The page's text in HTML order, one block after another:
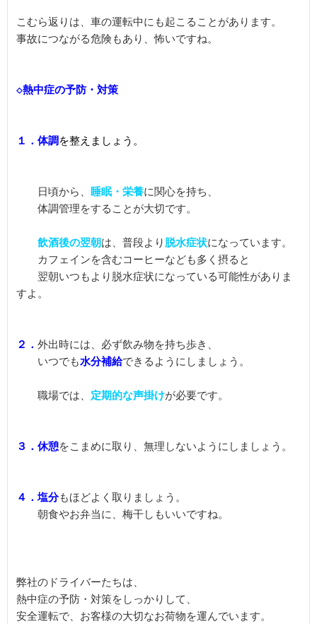
こむら返りは、車の運転中にも起こることがあります。
事故につながる危険もあり、怖いですね。
◇熱中症の予防・対策
１．体調 を整えましょう。
日頃から、 睡眠・栄養に関心を持ち、
体調管理をすることが大切です。
飲酒後の翌朝は、普段より 脱水症状になっています。
カフェインを含むコーヒーなども多く摂ると
翌朝いつもより脱水症状になっている可能性がありま
すよ。
２． 外出時には、必ず飲み物を持ち歩き、
いつでも水分補給できるようにしましょう。
職場では、 定期的な声掛けが必要です。
３．休憩をこまめに取り、無理しないようにしましょう。
４．塩分もほどよく取りましょう。
朝食やお弁当に、梅干しもいいですね。
弊社のドライバーたちは、
熱中症の予防・対策をしっかりして、
安全運転で、お客様の大切なお荷物を運んでいます。